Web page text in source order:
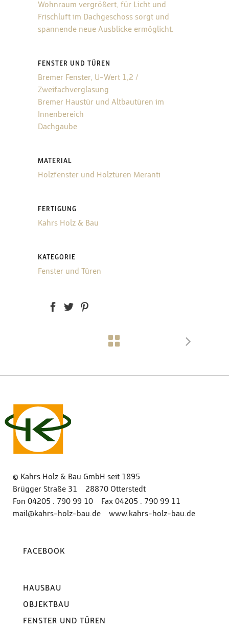
Wohnraum vergrößert, für Licht und
Frischluft im Dachgeschoss sorgt und
spannende neue Ausblicke ermöglicht.
FENSTER UND TÜREN
Bremer Fenster, U-Wert 1,2 /
Zweifachverglasung
Bremer Haustür und Altbautüren im
Innenbereich
Dachgaube
MATERIAL
Holzfenster und Holztüren Meranti
FERTIGUNG
Kahrs Holz & Bau
KATEGORIE
Fenster und Türen
© Kahrs Holz & Bau GmbH seit 1895
Brügger Straße 31 28870 Otterstedt
Fon 04205 . 790 99 10 Fax 04205 . 790 99 11
mail@kahrs-holz-bau.de
www‍.‍kahrs‍-‍holz‍-‍bau‍.‍de
FACEBOOK
HAUSBAU
OBJEKTBAU
FENSTER UND TÜREN